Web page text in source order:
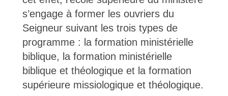
s’engage à former les ouvriers du
Seigneur suivant les trois types de
programme : la formation ministérielle
biblique, la formation ministérielle
biblique et théologique et la formation
supérieure missiologique et théologique.